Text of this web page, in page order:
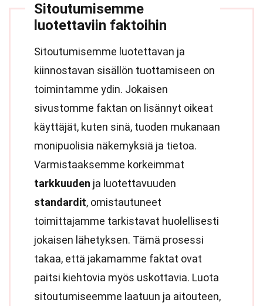
Sitoutumisemme
luotettaviin faktoihin
Sitoutumisemme luotettavan ja
kiinnostavan sisällön tuottamiseen on
toimintamme ydin. Jokaisen
sivustomme faktan on lisännyt oikeat
käyttäjät, kuten sinä, tuoden mukanaan
monipuolisia näkemyksiä ja tietoa.
Varmistaaksemme korkeimmat
tarkkuuden ja luotettavuuden
standardit, omistautuneet
toimittajamme tarkistavat huolellisesti
jokaisen lähetyksen. Tämä prosessi
takaa, että jakamamme faktat ovat
paitsi kiehtovia myös uskottavia. Luota
sitoutumiseemme laatuun ja aitouteen,